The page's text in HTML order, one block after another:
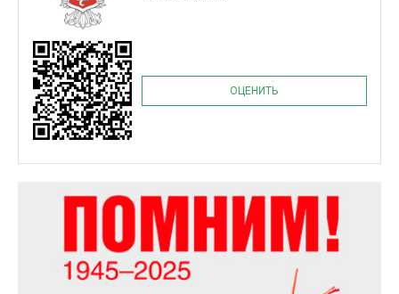
ОЦЕНИТЬ